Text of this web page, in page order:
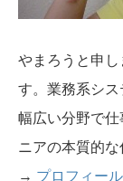
やまろうと申し
す。業務系シ
幅広い分野で
ニアの本質的な
→ プロフィー